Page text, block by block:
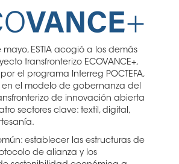
ESTIA acogió a los demás
transfronterizo ECOVANCE+,
el programa Interreg POCTEFA,
el modelo de gobernanza del
de innovación abierta
sectores clave: textil, digital,
establecer las estructuras de
de alianza y los